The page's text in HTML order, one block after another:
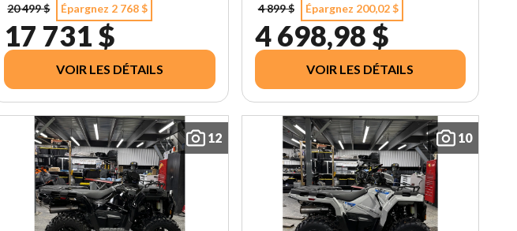
20 499 $ Épargnez 2 768 $
17 731 $
VOIR LES DÉTAILS
4 899 $ Épargnez 200,02 $
4 698,98 $
VOIR LES DÉTAILS
12 10